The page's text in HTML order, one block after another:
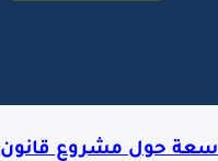
حول مشروع قانون